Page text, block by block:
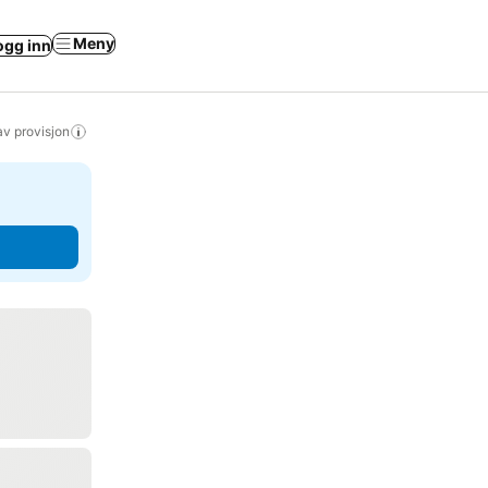
inn Meny
provisjon